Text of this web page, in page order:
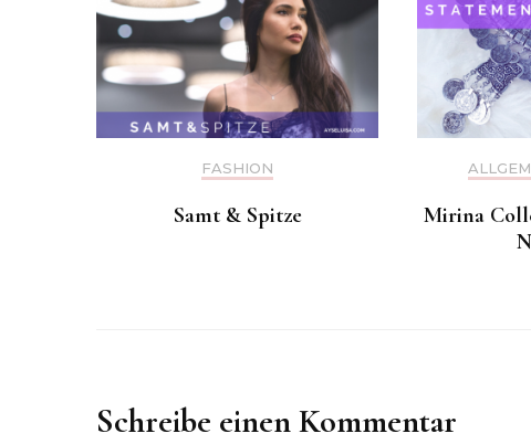
FASHION
Samt & Spitze
Mirina
Schreibe einen Kommentar